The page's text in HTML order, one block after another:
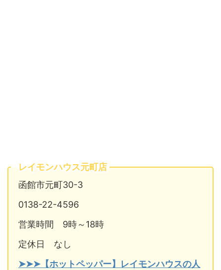
レイモンハウス元町店
函館市元町30-3
0138-22-4596
営業時間 9時～18時
定休日 なし
➤➤➤【ホットペッパー】レイモンハウスの人